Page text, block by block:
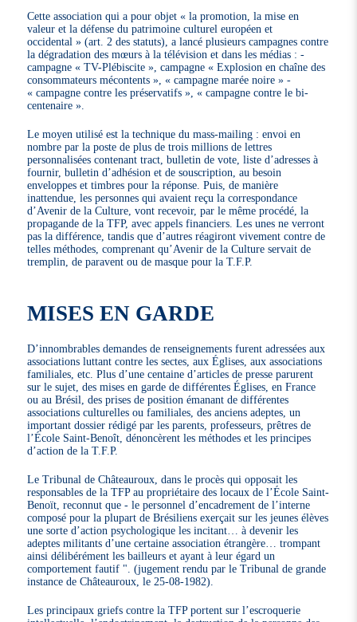
Cette association qui a pour objet « la promotion, la mise en
valeur et la défense du patrimoine culturel européen et
occidental » (art. 2 des statuts), a lancé plusieurs campagnes contre
la dégradation des mœurs à la télévision et dans les médias : -
campagne « TV-Plébiscite », campagne « Explosion en chaîne des
consommateurs mécontents », « campagne marée noire » -
« campagne contre les préservatifs », « campagne contre le bi-
centenaire ».
Le moyen utilisé est la technique du mass-mailing : envoi en
nombre par la poste de plus de trois millions de lettres
personnalisées contenant tract, bulletin de vote, liste d’adresses à
fournir, bulletin d’adhésion et de souscription, au besoin
enveloppes et timbres pour la réponse. Puis, de manière
inattendue, les personnes qui avaient reçu la correspondance
d’Avenir de la Culture, vont recevoir, par le même procédé, la
propagande de la TFP, avec appels financiers. Les unes ne verront
pas la différence, tandis que d’autres réagiront vivement contre de
telles méthodes, comprenant qu’Avenir de la Culture servait de
tremplin, de paravent ou de masque pour la T.F.P.
MISES EN GARDE
D’innombrables demandes de renseignements furent adressées aux
associations luttant contre les sectes, aux Églises, aux associations
familiales, etc. Plus d’une centaine d’articles de presse parurent
sur le sujet, des mises en garde de différentes Églises, en France
ou au Brésil, des prises de position émanant de différentes
associations culturelles ou familiales, des anciens adeptes, un
important dossier rédigé par les parents, professeurs, prêtres de
l’École Saint-Benoît, dénoncèrent les méthodes et les principes
d’action de la T.F.P.
Le Tribunal de Châteauroux, dans le procès qui opposait les
responsables de la TFP au propriétaire des locaux de l’École Saint-
Benoït, reconnut que - le personnel d’encadrement de l’interne
composé pour la plupart de Brésiliens exerçait sur les jeunes élèves
une sorte d’action psychologique les incitant… à devenir les
adeptes militants d’une certaine association étrangère… trompant
ainsi délibérément les bailleurs et ayant à leur égard un
comportement fautif ". (jugement rendu par le Tribunal de grande
instance de Châteauroux, le 25-08-1982).
Les principaux griefs contre la TFP portent sur l’escroquerie